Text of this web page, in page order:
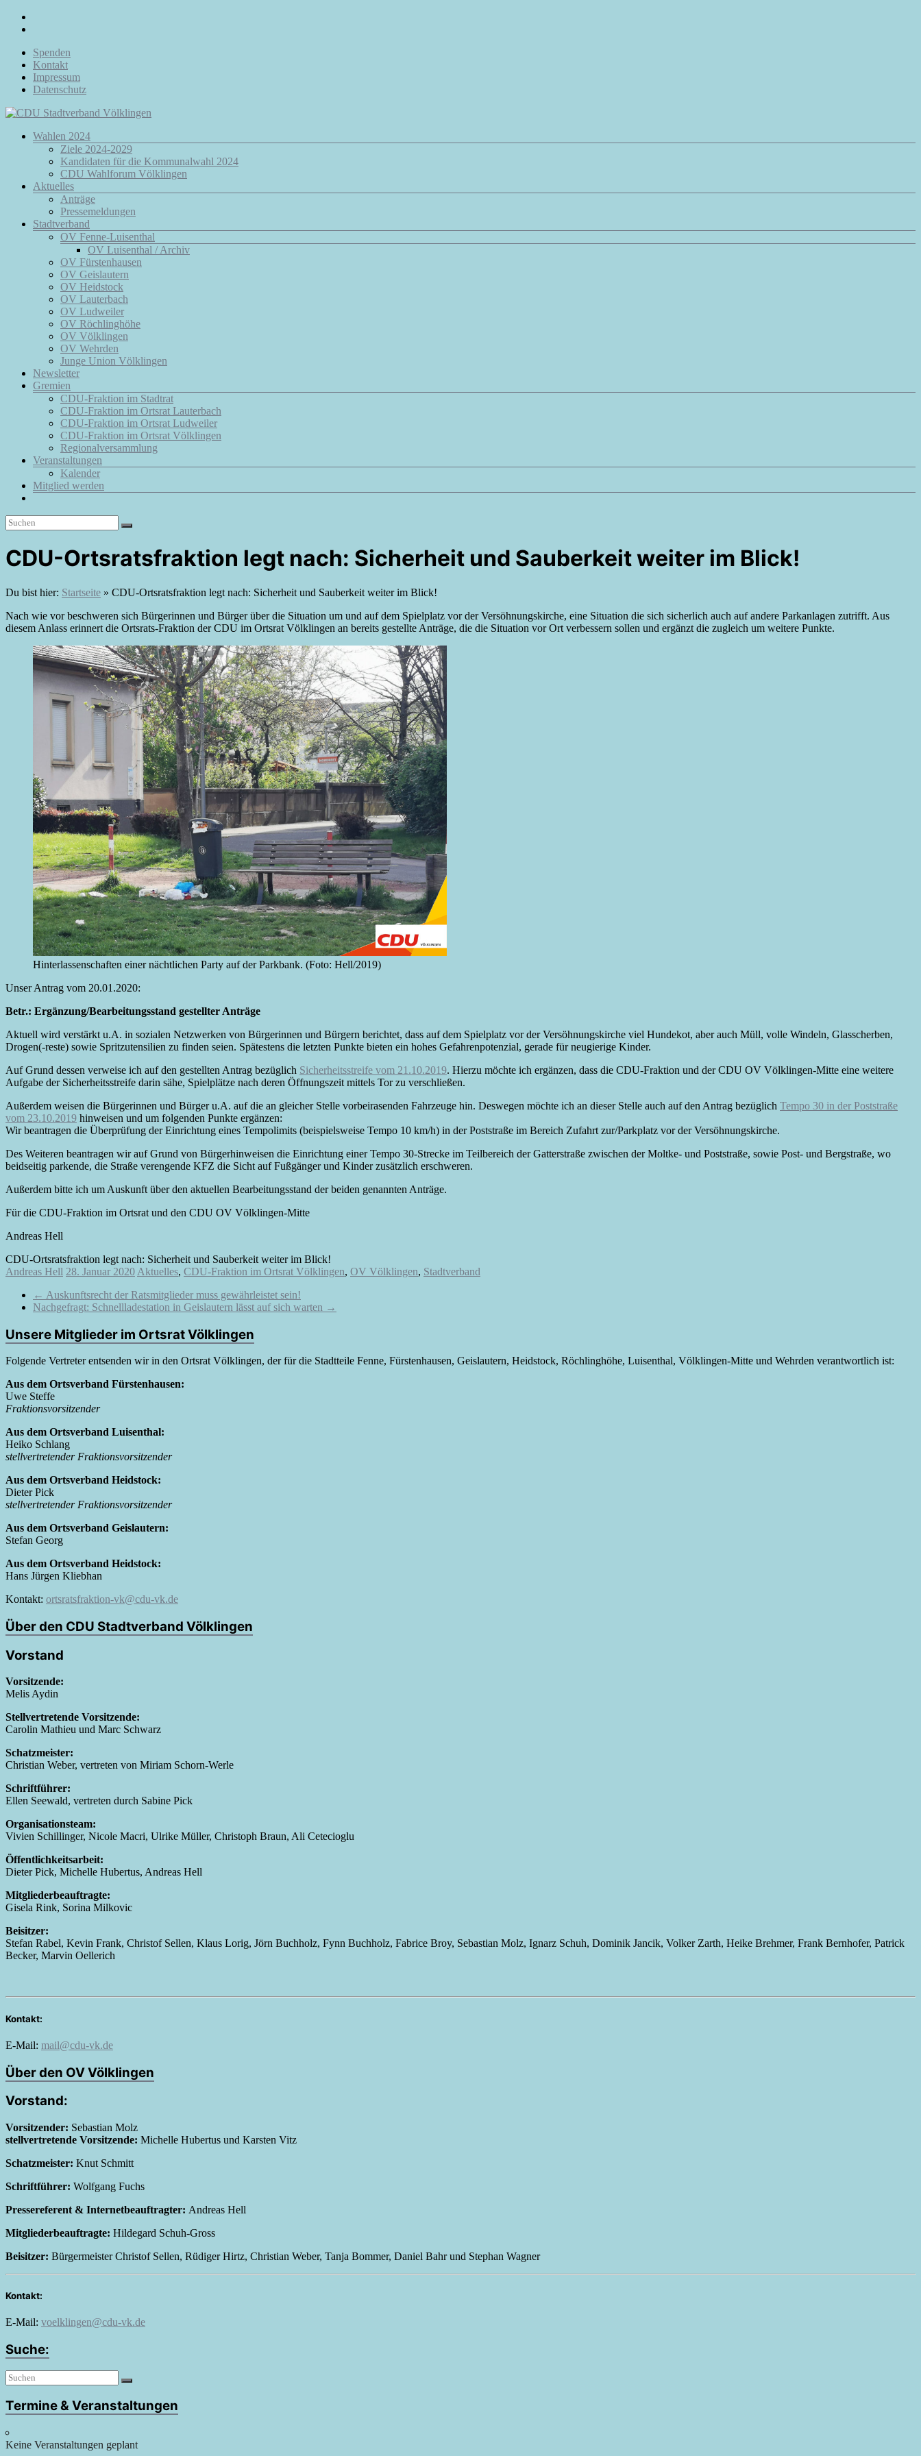
Zum
Inhalt
Spenden
Kontakt
Impressum
Datenschutz
CDU
Stadtverband
Völklingen
Euch.
Menü
Wahlen 2024
Ziele 2024-2029
Kandidaten für die Kommunalwahl 2024
CDU Wahlforum Völklingen
Aktuelles
Anträge
Pressemeldungen
Stadtverband
OV Fenne-Luisenthal
OV Luisenthal / Archiv
OV Fürstenhausen
OV Geislautern
OV Heidstock
OV Lauterbach
OV Ludweiler
OV Röchlinghöhe
OV Völklingen
OV Wehrden
Junge Union Völklingen
Newsletter
Gremien
CDU-Fraktion im Stadtrat
CDU-Fraktion im Ortsrat Lauterbach
CDU-Fraktion im Ortsrat Ludweiler
CDU-Fraktion im Ortsrat Völklingen
Regionalversammlung
Veranstaltungen
Kalender
Mitglied werden
CDU-Ortsratsfraktion legt nach: Sicherheit und Sauberkeit weiter im Blick!
Du bist hier: Startseite » CDU-Ortsratsfraktion legt nach: Sicherheit und Sauberkeit weiter im Blick!
Nach wie vor beschweren sich Bürgerinnen und Bürger über die Situation um und auf dem Spielplatz vor der Versöhnungskirche, eine Situation die sich sicherlich auch auf andere Parkanlagen zutrifft. Aus
diesem Anlass erinnert die Ortsrats-Fraktion der CDU im Ortsrat Völklingen an bereits gestellte Anträge, die die Situation vor Ort verbessern sollen und ergänzt die zugleich um weitere Punkte.
Hinterlassenschaften einer nächtlichen Party auf der Parkbank. (Foto: Hell/2019)
Unser Antrag vom 20.01.2020:
Betr.: Ergänzung/Bearbeitungsstand gestellter Anträge
Aktuell wird verstärkt u.A. in sozialen Netzwerken von Bürgerinnen und Bürgern berichtet, dass auf dem Spielplatz vor der Versöhnungskirche viel Hundekot, aber auch Müll, volle Windeln, Glasscherben,
Drogen(-reste) sowie Spritzutensilien zu finden seien. Spätestens die letzten Punkte bieten ein hohes Gefahrenpotenzial, gerade für neugierige Kinder.
Auf Grund dessen verweise ich auf den gestellten Antrag bezüglich Sicherheitsstreife vom 21.10.2019. Hierzu möchte ich ergänzen, dass die CDU-Fraktion und der CDU OV Völklingen-Mitte eine weitere
Aufgabe der Sicherheitsstreife darin sähe, Spielplätze nach deren Öffnungszeit mittels Tor zu verschließen.
Außerdem weisen die Bürgerinnen und Bürger u.A. auf die an gleicher Stelle vorbeirasenden Fahrzeuge hin. Deswegen möchte ich an dieser Stelle auch auf den Antrag bezüglich Tempo 30 in der Poststraße
vom 23.10.2019 hinweisen und um folgenden Punkte ergänzen:
Wir beantragen die Überprüfung der Einrichtung eines Tempolimits (beispielsweise Tempo 10 km/h) in der Poststraße im Bereich Zufahrt zur/Parkplatz vor der Versöhnungskirche.
Des Weiteren beantragen wir auf Grund von Bürgerhinweisen die Einrichtung einer Tempo 30-Strecke im Teilbereich der Gatterstraße zwischen der Moltke- und Poststraße, sowie Post- und Bergstraße, wo
beidseitig parkende, die Straße verengende KFZ die Sicht auf Fußgänger und Kinder zusätzlich erschweren.
Außerdem bitte ich um Auskunft über den aktuellen Bearbeitungsstand der beiden genannten Anträge.
Für die CDU-Fraktion im Ortsrat und den CDU OV Völklingen-Mitte
Andreas Hell
CDU-Ortsratsfraktion legt nach: Sicherheit und Sauberkeit weiter im Blick!
Andreas Hell 28. Januar 2020 Aktuelles, CDU-Fraktion im Ortsrat Völklingen, OV Völklingen, Stadtverband
← Auskunftsrecht der Ratsmitglieder muss gewährleistet sein!
Nachgefragt: Schnellladestation in Geislautern lässt auf sich warten →
Unsere Mitglieder im Ortsrat Völklingen
Folgende Vertreter entsenden wir in den Ortsrat Völklingen, der für die Stadtteile Fenne, Fürstenhausen, Geislautern, Heidstock, Röchlinghöhe, Luisenthal, Völklingen-Mitte und Wehrden verantwortlich ist:
Aus dem Ortsverband Fürstenhausen:
Uwe Steffe
Fraktionsvorsitzender
Aus dem Ortsverband Luisenthal:
Heiko Schlang
stellvertretender Fraktionsvorsitzender
Aus dem Ortsverband Heidstock:
Dieter Pick
stellvertretender Fraktionsvorsitzender
Aus dem Ortsverband Geislautern:
Stefan Georg
Aus dem Ortsverband Heidstock:
Hans Jürgen Kliebhan
Kontakt: ortsratsfraktion-vk@cdu-vk.de
Über den CDU Stadtverband Völklingen
Vorstand
Vorsitzende:
Melis Aydin
Stellvertretende Vorsitzende:
Carolin Mathieu und Marc Schwarz
Schatzmeister:
Christian Weber, vertreten von Miriam Schorn-Werle
Schriftführer:
Ellen Seewald, vertreten durch Sabine Pick
Organisationsteam:
Vivien Schillinger, Nicole Macri, Ulrike Müller, Christoph Braun, Ali Cetecioglu
Öffentlichkeitsarbeit:
Dieter Pick, Michelle Hubertus, Andreas Hell
Mitgliederbeauftragte:
Gisela Rink, Sorina Milkovic
Beisitzer:
Stefan Rabel, Kevin Frank, Christof Sellen, Klaus Lorig, Jörn Buchholz, Fynn Buchholz, Fabrice Broy, Sebastian Molz, Ignarz Schuh, Dominik Jancik, Volker Zarth, Heike Brehmer, Frank Bernhofer, Patrick
Becker, Marvin Oellerich
Kontakt:
E-Mail: mail@cdu-vk.de
Über den OV Völklingen
Vorstand:
Vorsitzender: Sebastian Molz
stellvertretende Vorsitzende: Michelle Hubertus und Karsten Vitz
Schatzmeister: Knut Schmitt
Schriftführer: Wolfgang Fuchs
Pressereferent & Internetbeauftragter: Andreas Hell
Mitgliederbeauftragte: Hildegard Schuh-Gross
Beisitzer: Bürgermeister Christof Sellen, Rüdiger Hirtz, Christian Weber, Tanja Bommer, Daniel Bahr und Stephan Wagner
Kontakt:
E-Mail: voelklingen@cdu-vk.de
Suche:
Termine & Veranstaltungen
Keine Veranstaltungen geplant